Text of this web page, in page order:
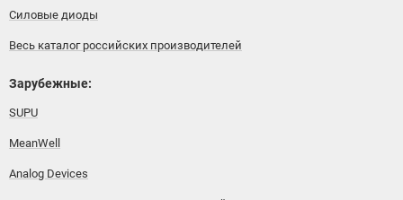
Силовые диоды
Весь каталог российских производителей
Зарубежные:
SUPU
MeanWell
Analog Devices